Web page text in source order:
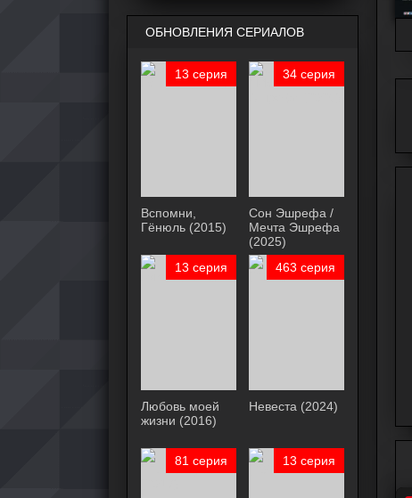
ОБНОВЛЕНИЯ СЕРИАЛОВ
13 серия
Вспомни,
Гёнюль (2015)
34 серия
Сон Эшрефа /
Мечта Эшрефа
(2025)
13 серия
Любовь моей
жизни (2016)
463 серия
Невеста (2024)
81 серия 13 серия